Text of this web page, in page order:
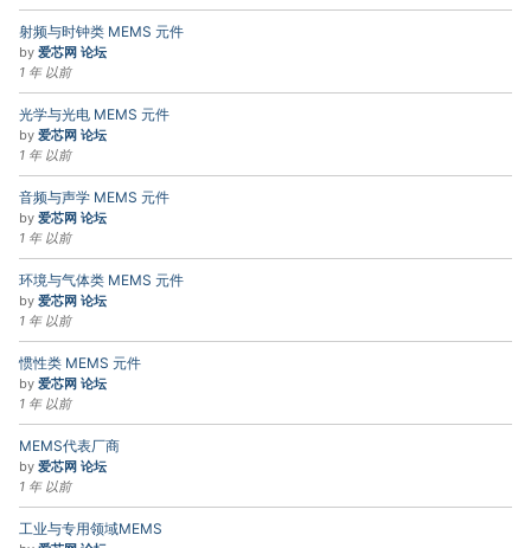
射频与时钟类 MEMS 元件
by 爱芯网 论坛
1 年 以前
光学与光电 MEMS 元件
by 爱芯网 论坛
1 年 以前
音频与声学 MEMS 元件
by 爱芯网 论坛
1 年 以前
环境与气体类 MEMS 元件
by 爱芯网 论坛
1 年 以前
惯性类 MEMS 元件
by 爱芯网 论坛
1 年 以前
MEMS代表厂商
by 爱芯网 论坛
1 年 以前
工业与专用领域MEMS